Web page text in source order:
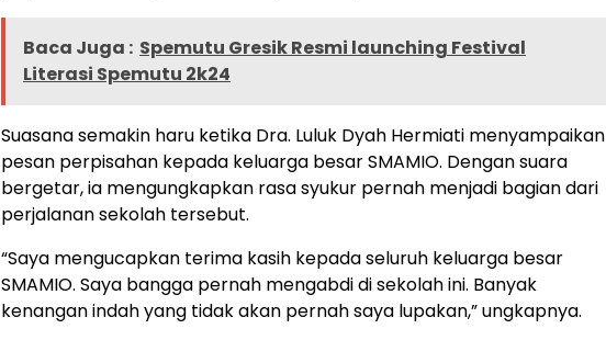
Baca Juga : Spemutu Gresik Resmi launching Festival
Literasi Spemutu 2k24
Suasana semakin haru ketika Dra. Luluk Dyah Hermiati menyampaikan
pesan perpisahan kepada keluarga besar SMAMIO. Dengan suara
bergetar, ia mengungkapkan rasa syukur pernah menjadi bagian dari
perjalanan sekolah tersebut.
“Saya mengucapkan terima kasih kepada seluruh keluarga besar
SMAMIO. Saya bangga pernah mengabdi di sekolah ini. Banyak
kenangan indah yang tidak akan pernah saya lupakan,” ungkapnya.